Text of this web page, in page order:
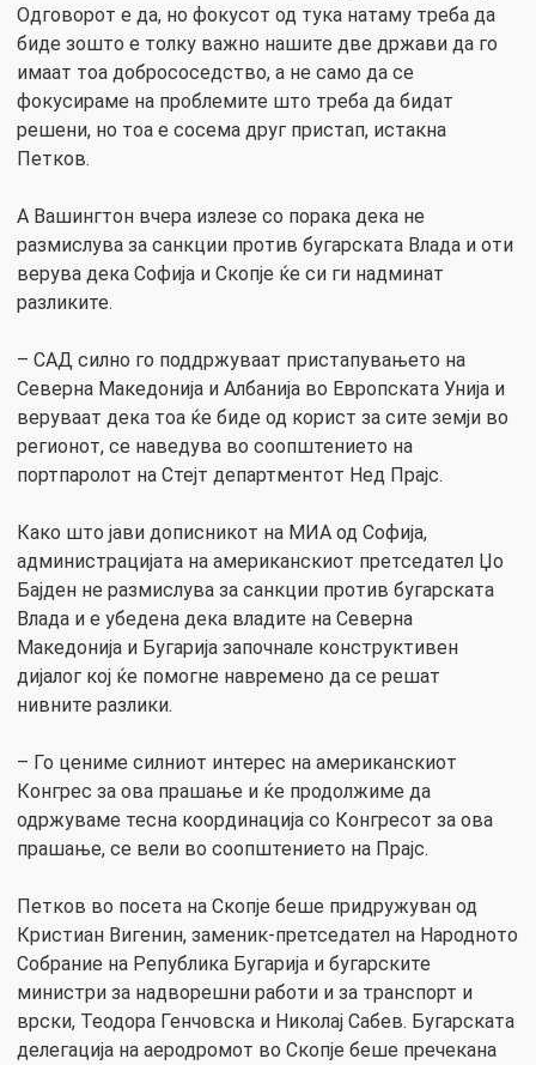
Одговорот е да, но фокусот од тука натаму треба да
биде зошто е толку важно нашите две држави да го
имаат тоа добрососедство, а не само да се
фокусираме на проблемите што треба да бидат
решени, но тоа е сосема друг пристап, истакна
Петков.
А Вашингтон вчера излезе со порака дека не
размислува за санкции против бугарската Влада и оти
верува дека Софија и Скопје ќе си ги надминат
разликите.
– САД силно го поддржуваат пристапувањето на
Северна Македонија и Албанија во Европската Унија и
веруваат дека тоа ќе биде од корист за сите земји во
регионот, се наведува во соопштението на
портпаролот на Стејт департментот Нед Прајс.
Како што јави дописникот на МИА од Софија,
администрацијата на американскиот претседател Џо
Бајден не размислува за санкции против бугарската
Влада и е убедена дека владите на Северна
Македонија и Бугарија започнале конструктивен
дијалог кој ќе помогне навремено да се решат
нивните разлики.
– Го цениме силниот интерес на американскиот
Конгрес за ова прашање и ќе продолжиме да
одржуваме тесна координација со Конгресот за ова
прашање, се вели во соопштението на Прајс.
Петков во посета на Скопје беше придружуван од
Кристиан Вигенин, заменик-претседател на Народното
Собрание на Република Бугарија и бугарските
министри за надворешни работи и за транспорт и
врски, Теодора Генчовска и Николај Сабев. Бугарската
делегација на аеродромот во Скопје беше пречекана